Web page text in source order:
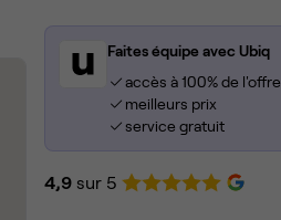
Faites équipe avec Ubiq
accès à 100% de l'offre
meilleurs prix
service gratuit
4,9 sur 5